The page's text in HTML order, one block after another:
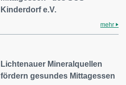
Kinderdorf e.V.
mehr
Lichtenauer Mineralquellen
fördern gesundes Mittagessen